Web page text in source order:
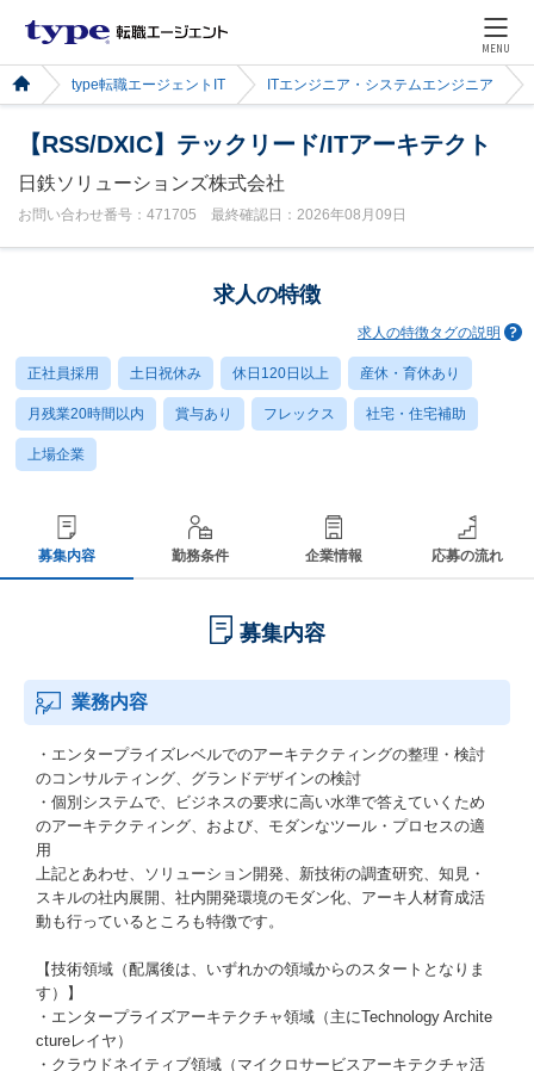
MENU
type転職エージェントIT ITエンジニア・システムエンジニア
【RSS/DXIC】テックリード/ITアーキテクト
日鉄ソリューションズ株式会社
お問い合わせ番号：471705 最終確認日：2026年08月09日
求人の特徴
求人の特徴タグの説明
正社員採用 土日祝休み 休日120日以上 産休・育休あり
月残業20時間以内 賞与あり フレックス 社宅・住宅補助
上場企業
募集内容 勤務条件 企業情報 応募の流れ
募集内容
業務内容
・エンタープライズレベルでのアーキテクティングの整理・検討
のコンサルティング、グランドデザインの検討
・個別システムで、ビジネスの要求に高い水準で答えていくため
のアーキテクティング、および、モダンなツール・プロセスの適
用
上記とあわせ、ソリューション開発、新技術の調査研究、知見・
スキルの社内展開、社内開発環境のモダン化、アーキ人材育成活
動も行っているところも特徴です。
【技術領域（配属後は、いずれかの領域からのスタートとなりま
す）】
・エンタープライズアーキテクチャ領域（主にTechnology Archite
ctureレイヤ）
・クラウドネイティブ領域（マイクロサービスアーキテクチャ活